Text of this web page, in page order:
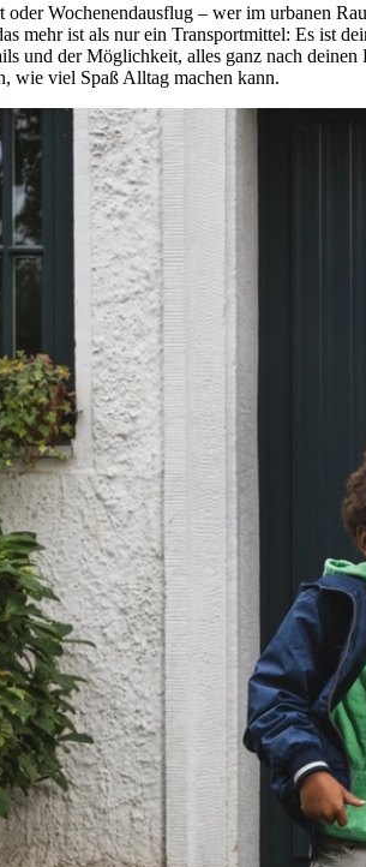
Wochenendausflug – wer im urbanen
mehr ist als nur ein Transportmittel: Es ist
und der Möglichkeit, alles ganz nach deinen
wie viel Spaß Alltag machen kann.